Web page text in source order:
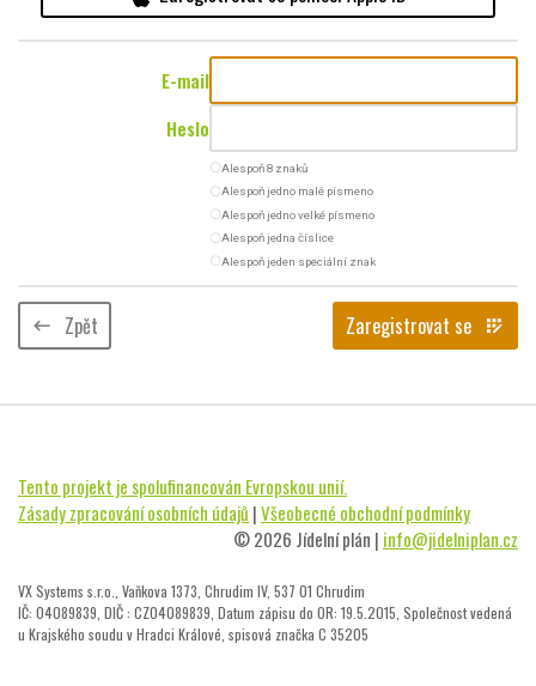
E-mail
Heslo
radio_button_uncheckedAlespoň 8 znaků
radio_button_uncheckedAlespoň jedno malé písmeno
radio_button_uncheckedAlespoň jedno velké písmeno
radio_button_uncheckedAlespoň jedna číslice
radio_button_uncheckedAlespoň jeden speciální znak
keyboard_backspace Zpět Zaregistrovat se app_registration
Tento projekt je spolufinancován Evropskou unií.
Zásady zpracování osobních údajů |Všeobecné obchodní podmínky
© 2026 Jídelní plán | info@jidelniplan.cz
VX Systems s.r.o., Vaňkova 1373, Chrudim IV, 537 01 Chrudim
IČ: 04089839, DIČ : CZ04089839, Datum zápisu do OR: 19.5.2015, Společnost vedená
u Krajského soudu v Hradci Králové, spisová značka C 35205